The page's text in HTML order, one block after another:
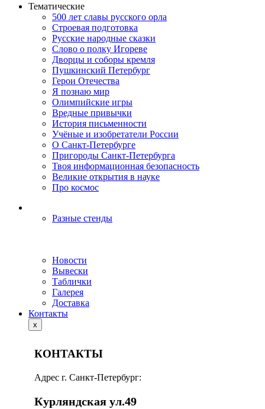
Тематические
500 лет славы русского орла
Строевая подготовка
Русские народные сказки
Слово о полку Игореве
Дворцы и соборы кремля
Пушкинский Петербург
Герои Отечества
Я познаю мир
Олимпийские игры
Вредные привычки
История письменности
Учёные и изобретатели России
О Санкт-Петербурге
Пригороды Санкт-Петербурга
Твоя информационная безопасность
Великие открытия в науке
Про космос
Разные стенды
Новости
Вывески
Таблички
Галерея
Доставка
Контакты
x
КОНТАКТЫ
Адрес г. Санкт-Петербург:
Курляндская ул.49